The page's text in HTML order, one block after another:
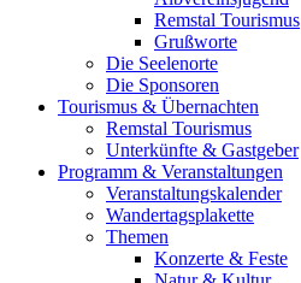
Remstal Tourismus
Grußworte
Die Seelenorte
Die Sponsoren
Tourismus & Übernachten
Remstal Tourismus
Unterkünfte & Gastgeber
Programm & Veranstaltungen
Veranstaltungskalender
Wandertagsplakette
Themen
Konzerte & Feste